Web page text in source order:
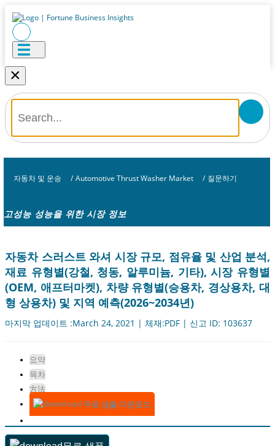
×
자동차 및 운송 / Automotive Thrust Washer Market / 질문하기
고성능 성능을 위한 시장 정보
자동차 스러스트 와셔 시장 규모, 점유율 및 산업 분석,
재료 유형별(강철, 청동, 알루미늄, 기타), 시장 유형별
(OEM, 애프터마켓), 차량 유형별(승용차, 경상용차, 대
형 상용차) 및 지역 예측(2026~2034년)
마지막 업데이트 :March 24, 2021 | 체재:PDF | 신고 ID: 103637
요약
목차
方法
무료 샘플 다운로드